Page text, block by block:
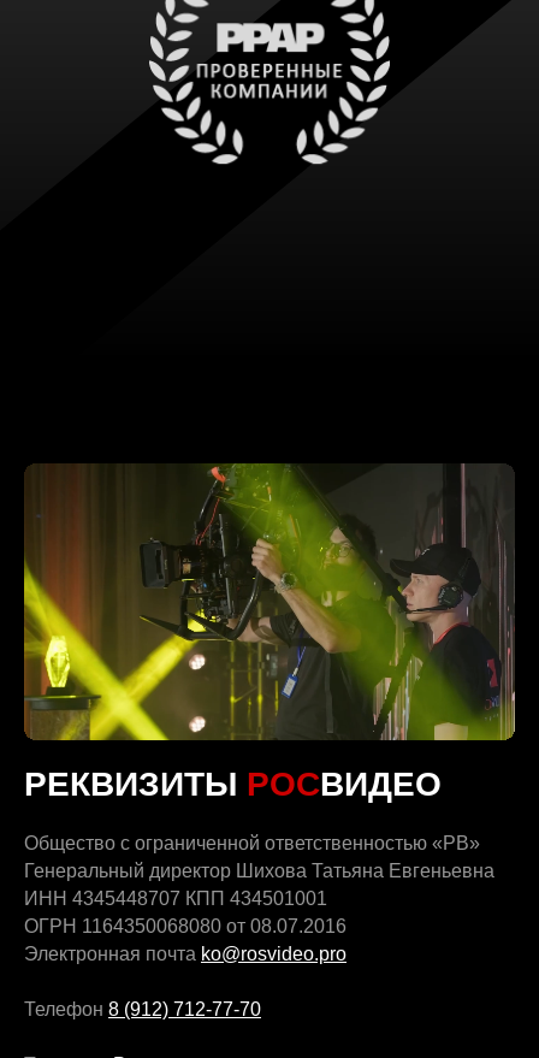
РЕКВИЗИТЫ РОСВИДЕО
Общество с ограниченной ответственностью «РВ»
Генеральный директор Шихова Татьяна Евгеньевна
ИНН 4345448707 КПП 434501001
ОГРН 1164350068080 от 08.07.2016
Электронная почта ko@rosvideo.pro
Телефон 8 (912) 712-77-70